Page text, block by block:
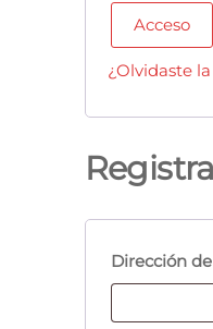
Acceso
¿Olvidaste
Dirección